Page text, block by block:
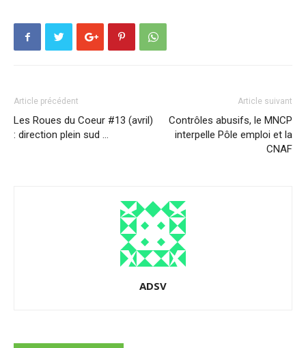
Article précédent
Les Roues du Coeur #13 (avril)
: direction plein sud …
Article suivant
Contrôles abusifs, le MNCP
interpelle Pôle emploi et la
CNAF
ADSV